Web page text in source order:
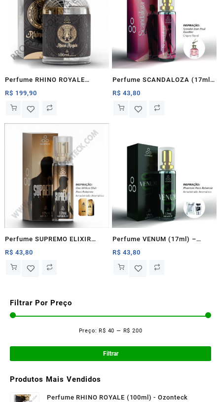
Perfume RHINO ROYALE
(100ml) – Ozonteck
R$ 199,90
Perfume SCANDALOZA (17ml)
– Ozonteck
R$ 43,80
Perfume SUPREMO ELIXIR
(17ml) – Ozonteck
R$ 43,80
Perfume VENUM (17ml) –
Ozonteck
R$ 43,80
Filtrar Por Preço
Filtrar
Preço:R$ 40 — R$ 200
Produtos Mais Vendidos
Perfume RHINO ROYALE (100ml) - Ozonteck